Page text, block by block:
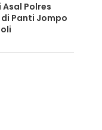
Polres
Panti Jompo